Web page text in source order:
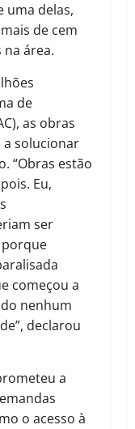
uma delas,
de cem
área.
de
as obras
a solucionar
“Obras estão
Eu,
ser
começou a
nenhum
declarou
a
o acesso à